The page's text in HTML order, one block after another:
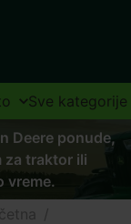
Sve kategorije
Deere ponude,
za traktor ili
vreme.
/